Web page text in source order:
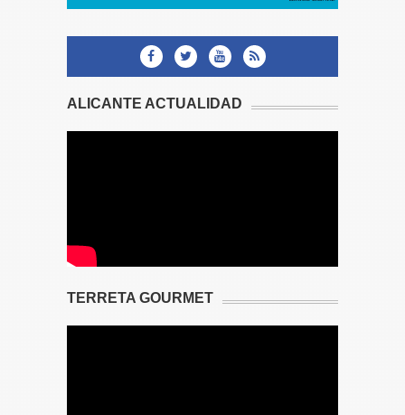
ALICANTE ACTUALIDAD
TERRETA GOURMET